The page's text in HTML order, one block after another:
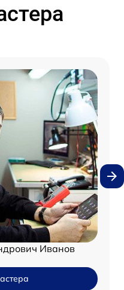
Иванов